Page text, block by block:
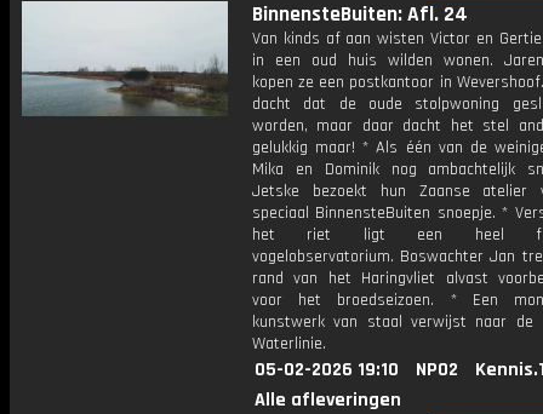
BinnensteBuiten: Afl. 24
Van kinds af aan wisten Victor en
in een oud huis wilden wonen.
kopen ze een postkantoor in
dacht dat de oude stolpwoning
worden, maar daar dacht het stel
gelukkig maar! * Als één van de
Mika en Dominik nog ambachtelijk
Jetske bezoekt hun Zaanse atelier
speciaal BinnensteBuiten snoepje. *
het riet ligt een heel
vogelobservatorium. Boswachter Jan
rand van het Haringvliet alvast
voor het broedseizoen. * Een
kunstwerk van staal verwijst naar de
Waterlinie.
05-02-2026 19:10 NPO2
Alle afleveringen